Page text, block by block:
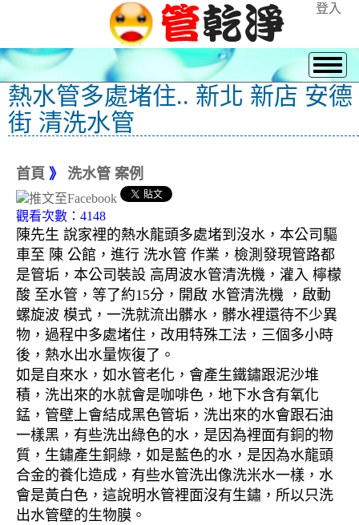
登入
熱水管多處堵住.. 新北 新店 安德
街 清洗水管
首頁 》 洗水管 案例
觀看次數：4148
陳先生 說家裡的熱水龍頭多處堵到沒水，本公司驅
車至 陳 公館，進行 洗水管 作業，檢測發現管路都
是管垢，本公司裝設 高周波水管清洗機，灌入 檸檬
酸 至水管，等了約15分，開啟 水管清洗機 ，啟動
螺旋波 模式，一洗就流出髒水，髒水裡還待不少異
物，過程中多處堵住，改用特殊工法，三個多小時
後，熱水出水量恢復了。
如是自來水，如水管老化，會產生鐵鏽跟泥沙堆
積，洗出來的水就會是咖啡色，地下水含有氧化
錳，管壁上會結成黑色管垢，洗出來的水會跟石油
一樣黑，有些洗出綠色的水，是因為裡面有銅的物
質，生鏽產生銅綠，如是藍色的水，是因為水龍頭
合金的養化造成，有些水管洗出像洗米水一樣，水
會是黃白色，這說明水管裡面沒有生鏽，所以只洗
出水管壁的生物膜。